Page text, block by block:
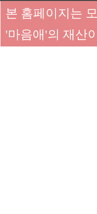
본 홈페이지는
'마음애'의 재산